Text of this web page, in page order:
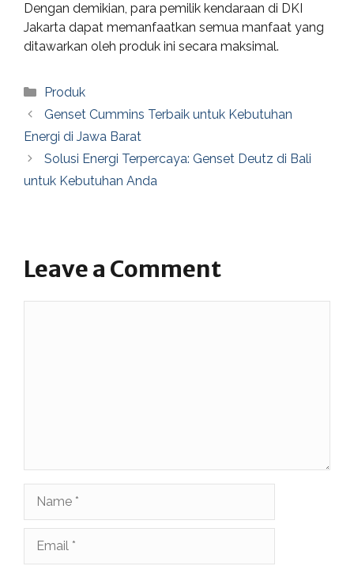
Dengan demikian, para pemilik kendaraan di DKI
Jakarta dapat memanfaatkan semua manfaat yang
ditawarkan oleh produk ini secara maksimal.
Categories
Produk
Genset Cummins Terbaik untuk Kebutuhan
Energi di Jawa Barat
Solusi Energi Terpercaya: Genset Deutz di Bali
untuk Kebutuhan Anda
Leave a Comment